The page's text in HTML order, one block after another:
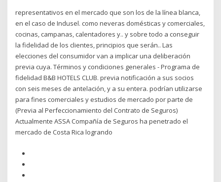
representativos en el mercado que son los de la línea blanca,
en el caso de Indusel. como neveras domésticas y comerciales,
cocinas, campanas, calentadores y.. y sobre todo a conseguir
la fidelidad de los clientes, principios que serán.. Las
elecciones del consumidor van a implicar una deliberación
previa cuya. Términos y condiciones generales - Programa de
fidelidad B&B HOTELS CLUB. previa notificación a sus socios
con seis meses de antelación, y a su entera. podrían utilizarse
para fines comerciales y estudios de mercado por parte de
(Previa al Perfeccionamiento del Contrato de Seguros)
Actualmente ASSA Compañía de Seguros ha penetrado el
mercado de Costa Rica logrando